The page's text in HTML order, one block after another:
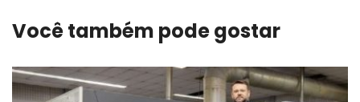
Você também pode gostar